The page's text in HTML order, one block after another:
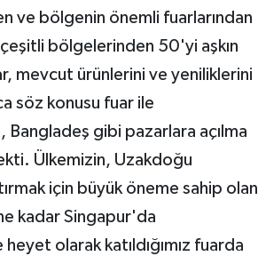
ve bölgenin önemli fuarlarından
bölgelerinden 50'yi aşkın
mevcut ürünlerini ve yeniliklerini
söz konusu fuar ile
gibi pazarlara açılma
Ülkemizin, Uzakdoğu
için büyük öneme sahip olan
kadar Singapur'da
olarak katıldığımız fuarda